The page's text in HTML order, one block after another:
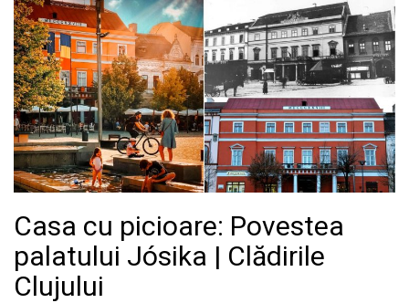
Casa cu picioare: Povestea
palatului Jósika | Clădirile
Clujului